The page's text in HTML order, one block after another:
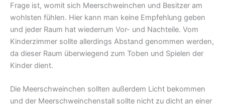
Frage ist, womit sich Meerschweinchen und Besitzer am
wohlsten fühlen. Hier kann man keine Empfehlung geben
und jeder Raum hat wiederrum Vor- und Nachteile. Vom
Kinderzimmer sollte allerdings Abstand genommen werden,
da dieser Raum überwiegend zum Toben und Spielen der
Kinder dient.
Die Meerschweinchen sollten außerdem Licht bekommen
und der Meerschweinchenstall sollte nicht zu dicht an einer